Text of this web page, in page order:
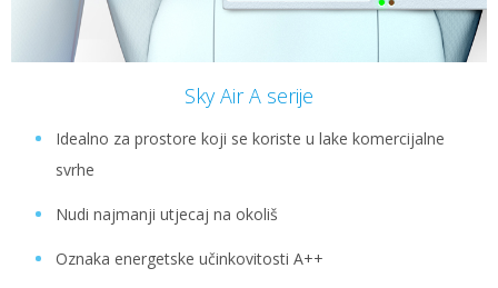
Sky Air A serije
Idealno za prostore koji se koriste u lake komercijalne
svrhe
Nudi najmanji utjecaj na okoliš
Oznaka energetske učinkovitosti A++